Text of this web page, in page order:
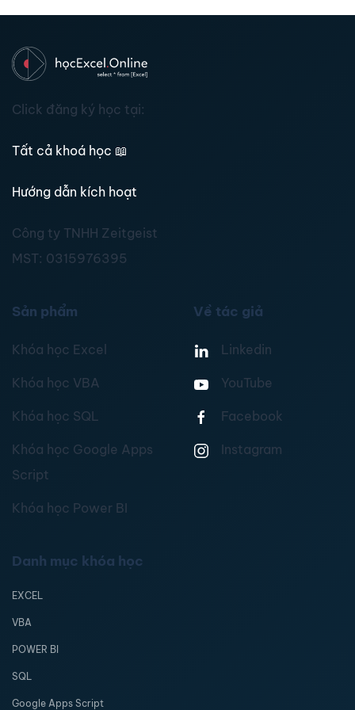
Click đăng ký học tại:
Tất cả khoá học 📖
Hướng dẫn kích hoạt
Công ty TNHH Zeitgeist
MST: 0315976395
Sản phẩm
Khóa học Excel
Khóa học VBA
Khóa học SQL
Khóa học Google Apps
Script
Khóa học Power BI
Về tác giả
Linkedin
YouTube
Facebook
Instagram
Danh mục khóa học
EXCEL
VBA
POWER BI
SQL
Google Apps Script